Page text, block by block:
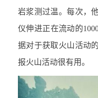
岩浆测过温。每次，
仪伸进正在流动的
据对于获取火山活动
报火山活动很有用。